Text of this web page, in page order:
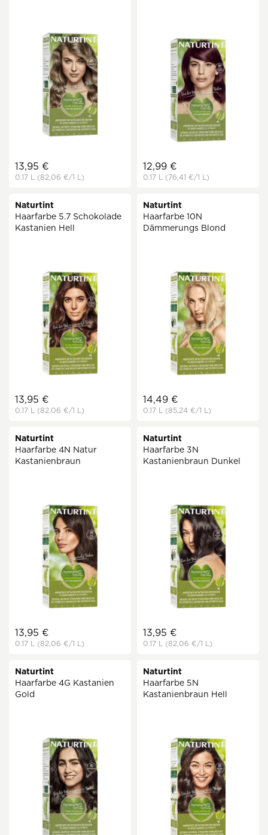
13,95 €
0.17 L (82,06 €/1 L)
12,99 €
0.17 L (76,41 €/1 L)
Naturtint
Haarfarbe 5.7 Schokolade
Kastanien Hell
13,95 €
0.17 L (82,06 €/1 L)
Naturtint
Haarfarbe 10N
Dämmerungs Blond
14,49 €
0.17 L (85,24 €/1 L)
Naturtint
Haarfarbe 4N Natur
Kastanienbraun
13,95 €
0.17 L (82,06 €/1 L)
Naturtint
Haarfarbe 3N
Kastanienbraun Dunkel
13,95 €
0.17 L (82,06 €/1 L)
Naturtint
Haarfarbe 4G Kastanien
Gold
Naturtint
Haarfarbe 5N
Kastanienbraun Hell